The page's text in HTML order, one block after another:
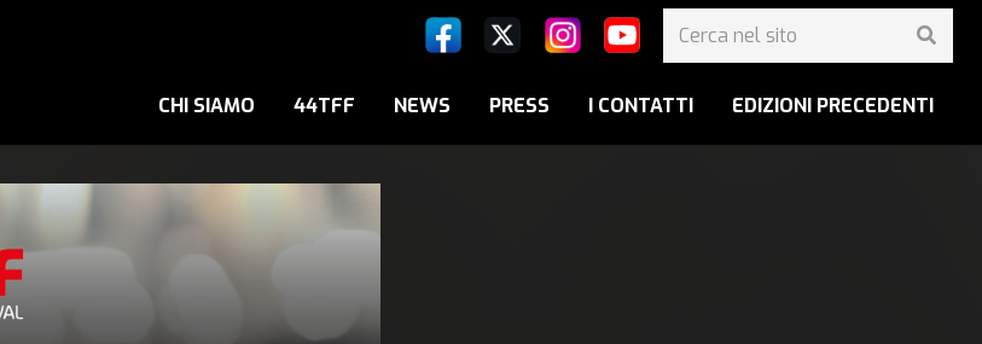
CHI SIAMO 44TFF NEWS PRESS I CONTATTI EDIZIONI PRECEDENTI